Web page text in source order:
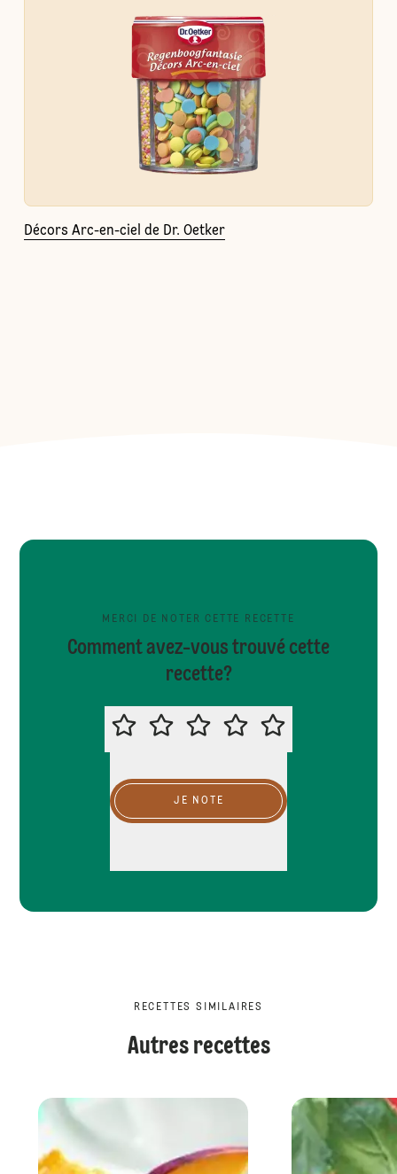
Décors Arc-en-ciel de Dr. Oetker
MERCI DE NOTER CETTE RECETTE
Comment avez-vous trouvé cette
recette?
MERCI DE NOTER CETTE RECETTE
JE NOTE
RECETTES SIMILAIRES
Autres recettes